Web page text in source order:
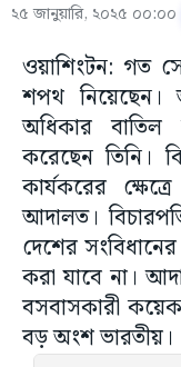
২৫ জানুয়ারি, ২০২৫ ০০:০০
ওয়াশিংটন: গত
শপথ নিয়েছেন।
অধিকার
করেছেন তিনি।
কার্যকরের
আদালত।
দেশের
করা যাবে না।
বসবাসকারী
বড় অংশ ভারতীয়।